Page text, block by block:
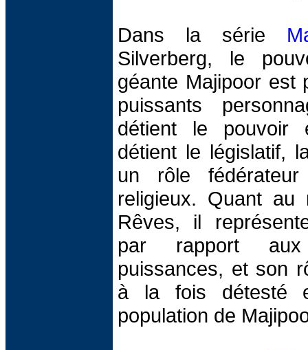
Dans la série
Silverberg, le
géante Majipoor est
puissants
détient le pouvoir
détient le législatif,
un rôle
religieux. Quant au
Rêves, il
par rapport
puissances, et son
à la fois détesté
population de